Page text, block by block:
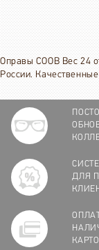
Оправы COOB Вес 24
России.
ДЛЯ